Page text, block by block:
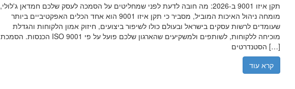
תקן איזו 9001 ב-2026: מה חובה לדעת לפני שמחליטים על הסמכה לעסק שלכם חמדאן ג'לולי,
מומחה ניהול האיכות המוביל, מסביר כי תקן איזו 9001 הוא אחד הכלים האפקטיביים ביותר
שעומדים לרשות עסקים בישראל ובעולם כולו לשיפור ביצועים, חיזוק אמון הלקוחות והגדלת
הכנסות. הסמכת ISO 9001 מוכיחה ללקוחות, לשותפים ולמשקיעים שהארגון שלכם פועל על פי
הסטנדרטים […]
קרא עוד